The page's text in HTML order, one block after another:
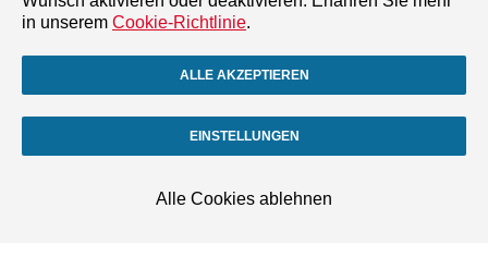
in unserem Cookie-Richtlinie.
ALLE AKZEPTIEREN
EINSTELLUNGEN
Alle Cookies ablehnen